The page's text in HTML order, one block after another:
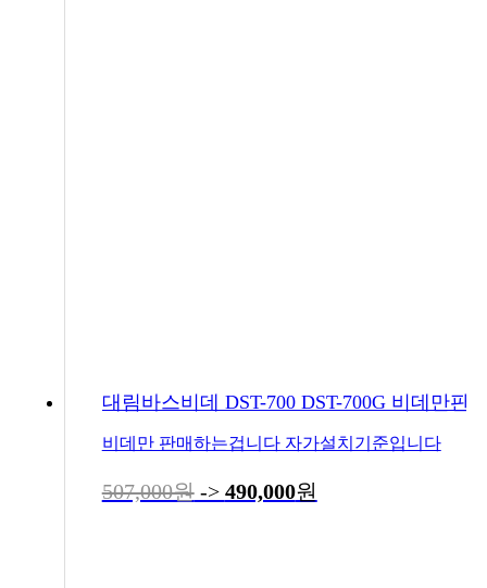
비데만 판매하는겁니다 자가설치기준입니다
507,000원-> 490,000원